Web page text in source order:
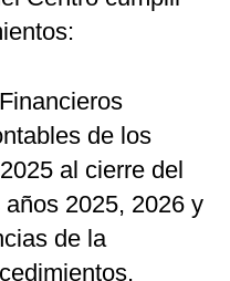
de los
al cierre del
2025, 2026 y
de la